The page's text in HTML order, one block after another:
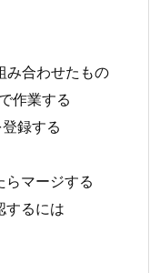
み合わせたもの
作業する
録する
らマージする
するには